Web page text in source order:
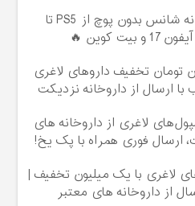
گردونه شانس بدون پوچ از PS5 تا
آیفون17 و بیت کوین 🔥
تومان تخفیف داروهای لاغری
ارسال از داروخانه نزدیکت
لاغری از داروخانه های
ارسال فوری همراه با پک یخ!
لاغری با یک میلیون تخفیف |
از داروخانه های معتبر